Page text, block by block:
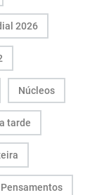
2026
Núcleos
tarde
Pensamentos